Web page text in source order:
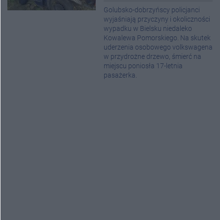
Golubsko-dobrzyńscy policjanci
wyjaśniają przyczyny i okoliczności
wypadku w Bielsku niedaleko
Kowalewa Pomorskiego. Na skutek
uderzenia osobowego volkswagena
w przydrożne drzewo, śmierć na
miejscu poniosła 17-letnia
pasażerka.